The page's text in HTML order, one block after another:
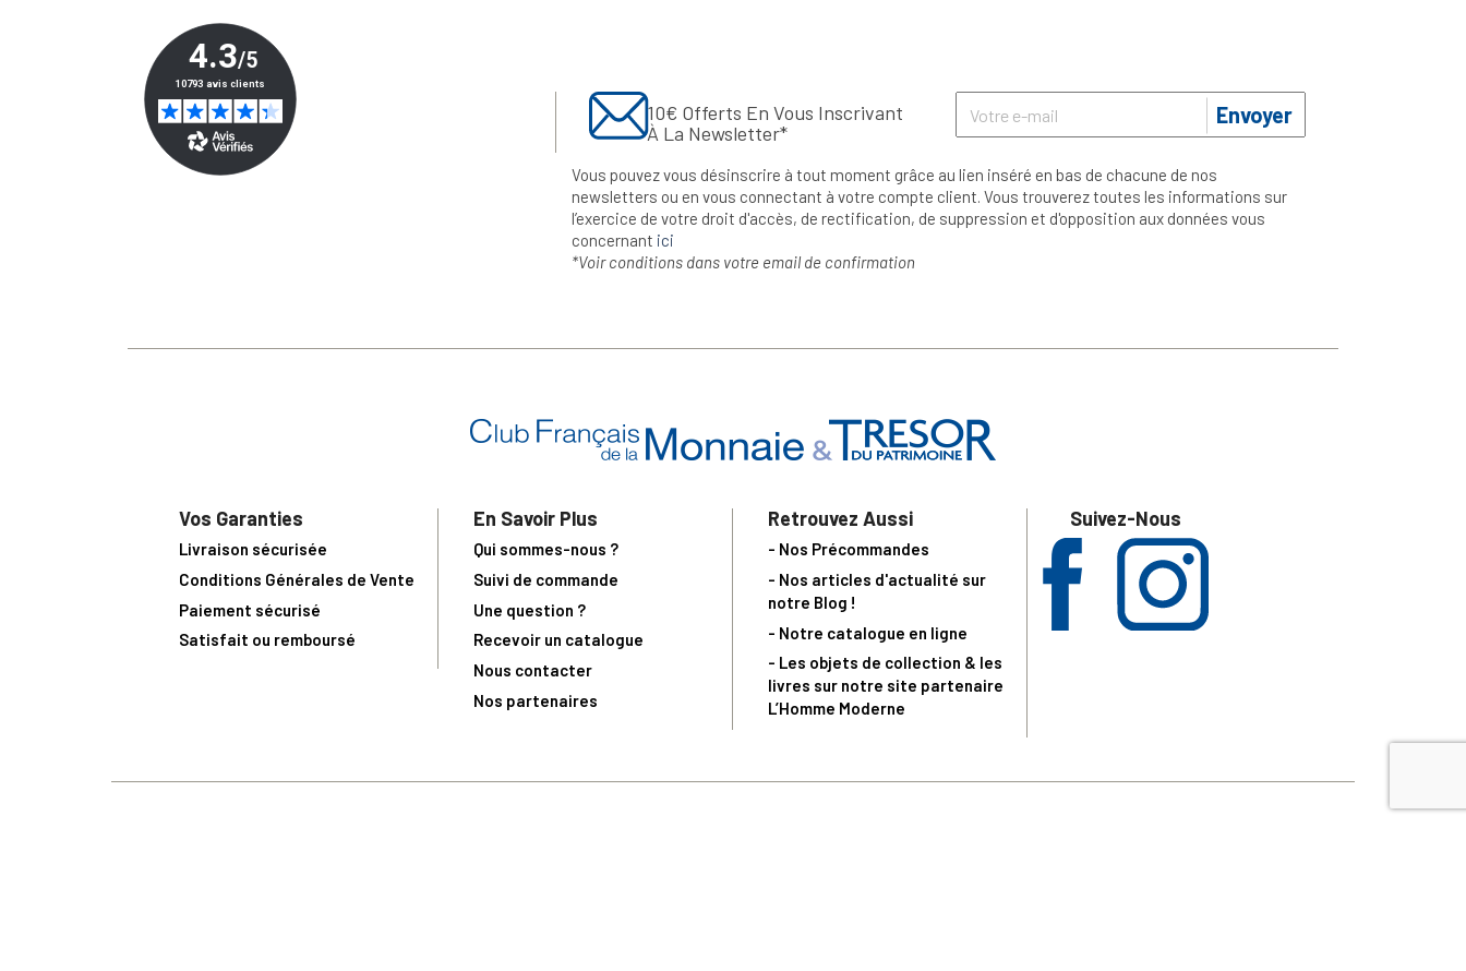
10€ Offerts En Vous Inscrivant
À La Newsletter*
Envoyer
Vous pouvez vous désinscrire à tout moment grâce au lien inséré en bas de chacune de nos
newsletters ou en vous connectant à votre compte client. Vous trouverez toutes les informations sur
l’exercice de votre droit d'accès, de rectification, de suppression et d'opposition aux données vous
concernant ici
*Voir conditions dans votre email de confirmation
Vos Garanties
Livraison sécurisée
Conditions Générales de Vente
Paiement sécurisé
Satisfait ou remboursé
En Savoir Plus
Qui sommes-nous ?
Suivi de commande
Une question ?
Recevoir un catalogue
Nous contacter
Nos partenaires
Retrouvez Aussi
- Nos Précommandes
- Nos articles d'actualité sur
notre Blog !
- Notre catalogue en ligne
- Les objets de collection & les
livres sur notre site partenaire
L’Homme Moderne
Suivez-Nous